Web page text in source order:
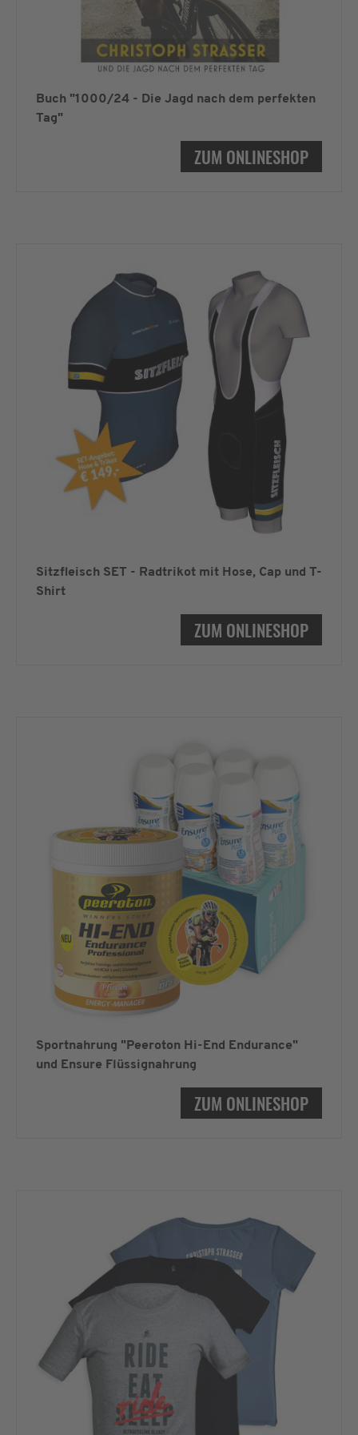
Buch "1000/24 - Die Jagd nach dem perfekten
Tag"
ZUM ONLINESHOP
Sitzfleisch SET - Radtrikot mit Hose, Cap und T-
Shirt
ZUM ONLINESHOP
Sportnahrung "Peeroton Hi-End Endurance"
und Ensure Flüssignahrung
ZUM ONLINESHOP